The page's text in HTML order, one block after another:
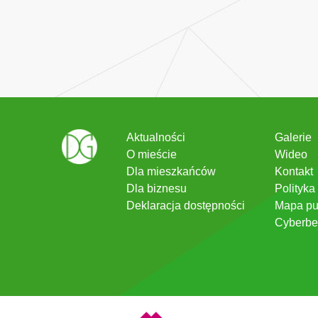
Aktualności
O mieście
Dla mieszkańców
Dla biznesu
Deklaracja dostępności
Galerie
Wideo
Kontakt
Mapa